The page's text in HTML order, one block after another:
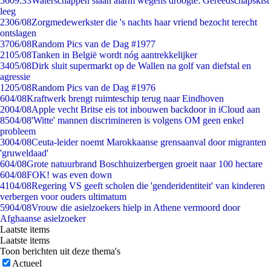
leeg
2306/08Zorgmedewerkster die 's nachts haar vriend bezocht terecht
ontslagen
3706/08Random Pics van de Dag #1977
2105/08Tanken in België wordt nóg aantrekkelijker
3405/08Dirk sluit supermarkt op de Wallen na golf van diefstal en
agressie
1205/08Random Pics van de Dag #1976
604/08Kraftwerk brengt ruimteschip terug naar Eindhoven
2004/08Apple vecht Britse eis tot inbouwen backdoor in iCloud aan
8504/08'Witte' mannen discrimineren is volgens OM geen enkel
probleem
3004/08Ceuta-leider noemt Marokkaanse grensaanval door migranten
'gruweldaad'
604/08Grote natuurbrand Boschhuizerbergen groeit naar 100 hectare
604/08FOK! was even down
4104/08Regering VS geeft scholen die 'genderidentiteit' van kinderen
verbergen voor ouders ultimatum
5904/08Vrouw die asielzoekers hielp in Athene vermoord door
Afghaanse asielzoeker
Laatste items
Laatste items
Toon berichten uit deze thema's
Actueel